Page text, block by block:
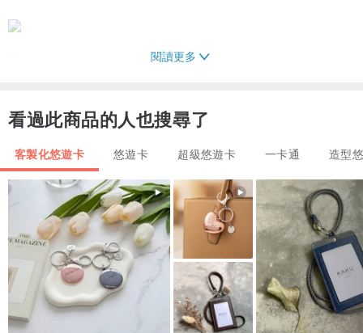
閱讀更多
看過此商品的人也搜尋了
客製化悠遊卡 悠遊卡 超級悠遊卡 一卡通 造型